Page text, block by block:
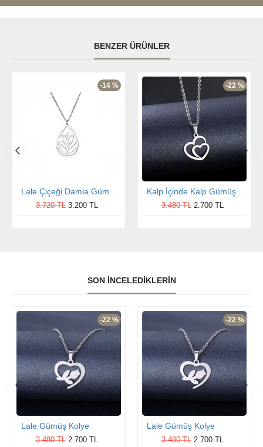
BENZER ÜRÜNLER
-14 %
3.720 TL 3.200 TL
-22 %
3.480 TL 2.700 TL
SON İNCELEDIKLERIN
-22 %
Lale Gümüş Kolye
3.480 TL 2.700 TL
-22 %
Lale Gümüş Kolye
3.480 TL 2.700 TL